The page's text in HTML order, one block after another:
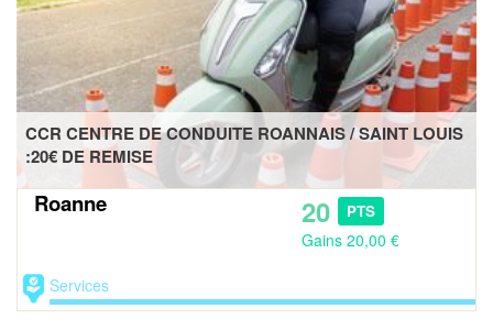
CCR CENTRE DE CONDUITE ROANNAIS / SAINT LOUIS
:20€ DE REMISE
Roanne 20 PTS
Gains 20,00 €
Services